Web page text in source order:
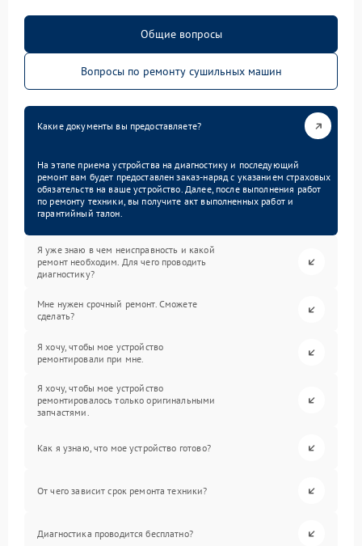
Общие вопросы
Вопросы по ремонту сушильных машин
Какие документы вы предоставляете?
На этапе приема устройства на диагностику и последующий
ремонт вам будет предоставлен заказ-наряд с указанием страховых
обязательств на ваше устройство. Далее, после выполнения работ
по ремонту техники, вы получите акт выполненных работ и
гарантийный талон.
Я уже знаю в чем неисправность и какой
ремонт необходим. Для чего проводить
диагностику?
Мне нужен срочный ремонт. Сможете
сделать?
Я хочу, чтобы мое устройство
ремонтировали при мне.
Я хочу, чтобы мое устройство
ремонтировалось только оригинальными
запчастями.
Как я узнаю, что мое устройство готово?
От чего зависит срок ремонта техники?
Диагностика проводится бесплатно?